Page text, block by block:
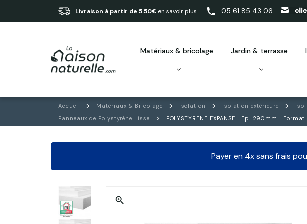
Livraison à partir de 5.50€ en savoir plus 05 61 85 43 06
matériaux & bricolage jardin & terrasse
Accueil Matériaux & Bricolage Isolation Isolation extérieure
Panneaux de Polystyrène Lisse
POLYSTYRENE EXPANSE | Ep. 290mm |
Payer en 4x sans frais
zoom_in